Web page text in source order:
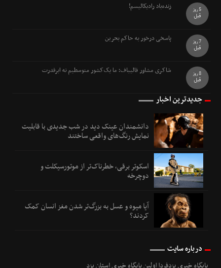
زنده‌باد رادیکالیسم!
5 روز
قبل
پاسخی درخور به حاکم بحرین
7 روز
قبل
شاکری مشاور قالیباف: ما یک‌کشور متوسطیم نه ابرقدرت
8 روز
قبل
جدیدترین اخبار
دانشمندان عینک دید در شب جدیدی با قابلیت
نمایش رنگ‌های واقعی ساختند
اسکوتر برقی، خطرناک‌تر از موتورسیکلت و
دوچرخه
آیا میوه و عسل به بزرگ‌تر شدن مغز انسان کمک
کردند؟
درباره سایت